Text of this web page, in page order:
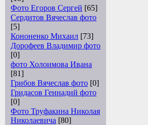
Фото Егоров Сергей [65]
Сердитов Вячеслав фото
[5]
Кононенко Михаил [73]
Дорофеев Владимир фото
[0]
фото Холоимова Ивана
[81]
Грибов Вячеслав фото [0]
Гридасов Геннадий фото
[0]
Фото Труфакина Николая
Николаевича [80]